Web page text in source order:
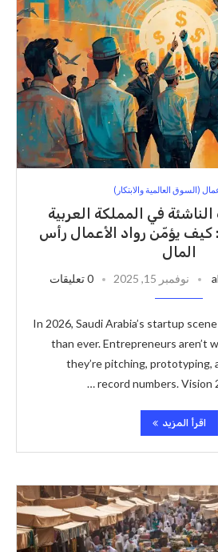
(السوق العالمية والابتكار)
في المملكة العربية
السعودية 2026: كيف يؤمّن رواد الأعمال رأس
المال
نوفمبر 15, 2025 0 تعليقات
In 2026, Saudi Arabia’s startup
than ever. Entrepreneurs aren’t
they’re pitching, prototyping,
record numbers. Vision
اقرأ المزيد